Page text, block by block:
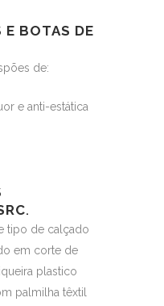
E BOTAS DE
de:
e anti-estática
.
tipo de calçado
em corte de
plastico
palmilha têxtil